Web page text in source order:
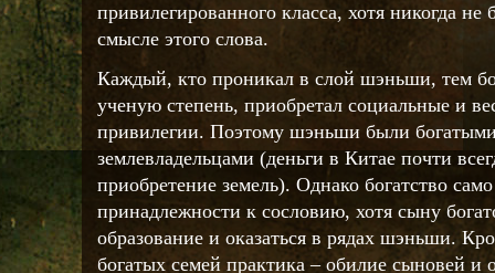
привилегированного класса, хотя никогда
смысле этого слова.
Каждый, кто проникал в слой шэньши, тем
ученую степень, приобретал социальные и
привилегии. Поэтому шэньши были
землевладельцами (деньги в Китае почти
приобретение земель). Однако богатство
принадлежности к сословию, хотя сыну
образование и оказаться в рядах шэньши.
богатых семей практика – обилие сыновей и